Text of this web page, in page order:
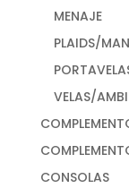
MENAJE
PLAIDS/
VELAS/
CONSOLAS